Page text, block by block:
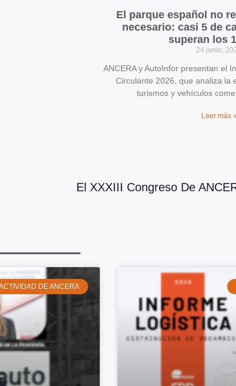
El parque español no
necesario: casi 5 de
superan los
24 junio,
ANCERA y AutoInfor presentan el
Circulante 2026, que analiza la
turismos y vehículos
Leer más
El XXXIII Congreso De
DE ANCERA